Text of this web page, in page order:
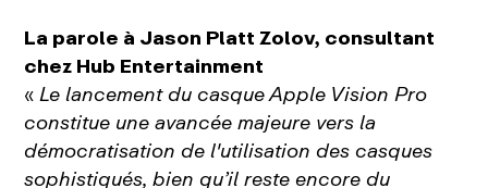
La parole à Jason Platt Zolov, consultant
chez Hub Entertainment
«Le lancement du casque Apple Vision Pro
constitue une avancée majeure vers la
démocratisation de l'utilisation des casques
sophistiqués, bien qu’il reste encore du